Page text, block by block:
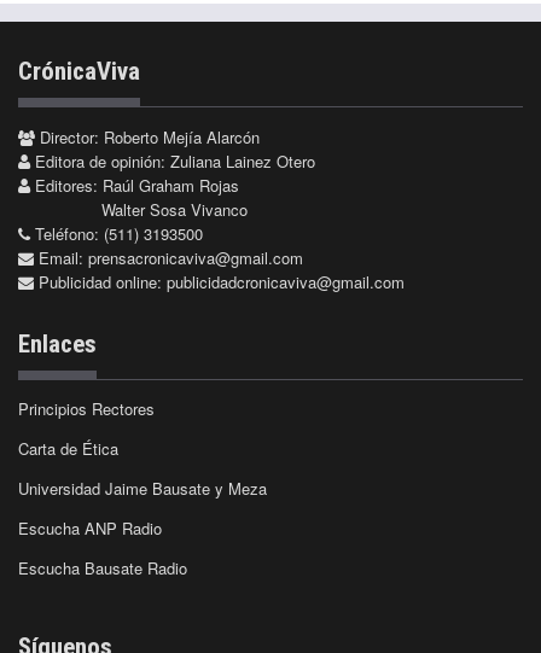
CrónicaViva
Director: Roberto Mejía Alarcón
Editora de opinión: Zuliana Lainez Otero
Editores: Raúl Graham Rojas
Walter Sosa Vivanco
Teléfono: (511) 3193500
Email: prensacronicaviva@gmail.com
Publicidad online: publicidadcronicaviva@gmail.com
Enlaces
Principios Rectores
Carta de Ética
Universidad Jaime Bausate y Meza
Escucha ANP Radio
Escucha Bausate Radio
Síguenos